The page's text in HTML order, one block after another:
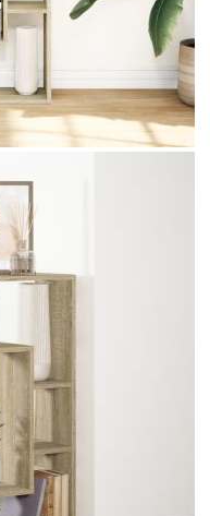
плащане по банков път
дърво
x 90 см (Ш x Д x В)
см, инженерно
institutions
цел.
с бутона "Добави в
да изберете броя